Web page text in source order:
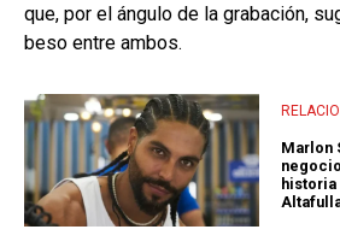
que, por el ángulo de la grabación,
beso entre ambos.
Marlon
historia